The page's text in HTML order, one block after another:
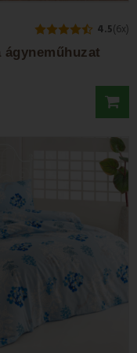
4.5(6x)
ágyneműhuzat